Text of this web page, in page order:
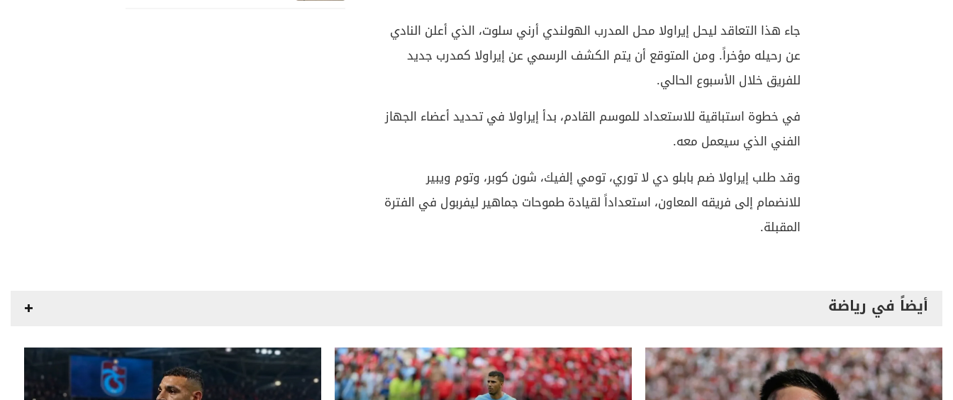
جاء هذا التعاقد ليحل إيراولا محل المدرب الهولندي أرني سلوت، الذي أعلن النادي
عن رحيله مؤخراً. ومن المتوقع أن يتم الكشف الرسمي عن إيراولا كمدرب جديد
للفريق خلال الأسبوع الحالي.
في خطوة استباقية للاستعداد للموسم القادم، بدأ إيراولا في تحديد أعضاء الجهاز
الفني الذي سيعمل معه.
وقد طلب إيراولا ضم بابلو دي لا توري، تومي إلفيك، شون كوبر، وتوم ويبير
للانضمام إلى فريقه المعاون، استعداداً لقيادة طموحات جماهير ليفربول في الفترة
المقبلة.
أيضاً في رياضة